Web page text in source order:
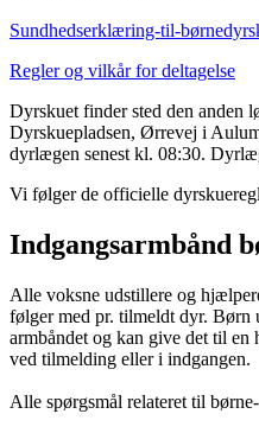
Sundhedserklæring-til-
Regler og vilkår for deltagelse
Dyrskuet finder sted den anden
Dyrskuepladsen, Ørrevej i
dyrlægen senest kl. 08:30.
Vi følger de officielle
Indgangsarmbånd
Alle voksne udstillere og
følger med pr. tilmeldt dyr. Børn
armbåndet og kan give det til
ved tilmelding eller i indgangen.
Alle spørgsmål relateret til